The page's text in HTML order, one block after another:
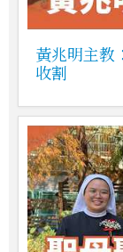
黃兆明主教
收割